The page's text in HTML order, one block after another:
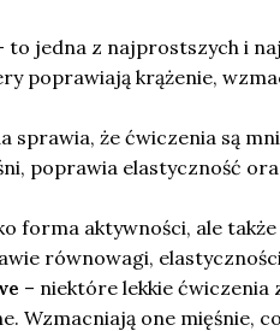
to jedna z najprostszych i
poprawiają krążenie,
sprawia, że ćwiczenia są
poprawia elastyczność
forma aktywności, ale
równowagi,
– niektóre lekkie ćwiczenia
Wzmacniają one mięśnie,